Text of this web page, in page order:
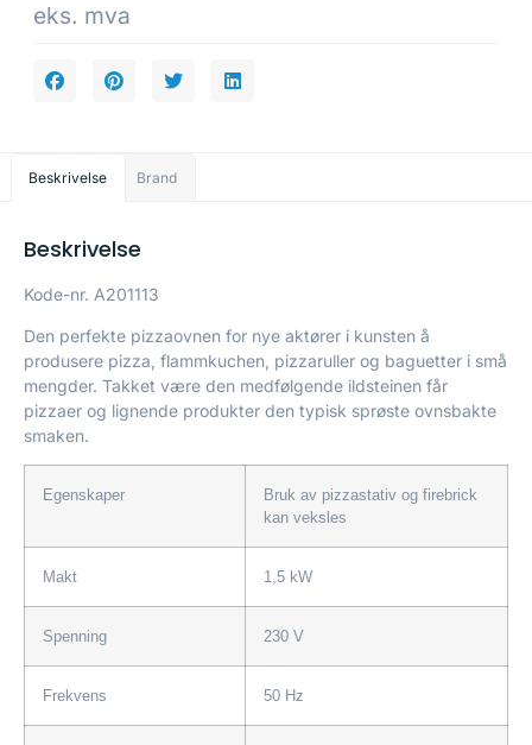
eks. mva
Beskrivelse Brand
Beskrivelse
Kode-nr. A201113
Den perfekte pizzaovnen for nye aktører i kunsten å
produsere pizza, flammkuchen, pizzaruller og baguetter i små
mengder. Takket være den medfølgende ildsteinen får
pizzaer og lignende produkter den typisk sprøste ovnsbakte
smaken.
Egenskaper
Bruk av pizzastativ og firebrick
kan veksles
Makt 1,5 kW
Spenning 230 V
Frekvens 50 Hz